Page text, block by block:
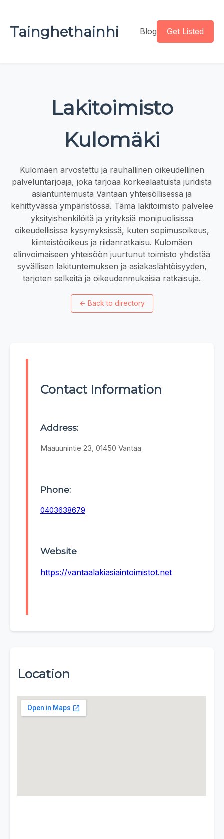
Tainghethainhi Blog Get Listed
Lakitoimisto
Kulomäki
Kulomäen arvostettu ja rauhallinen oikeudellinen
palveluntarjoaja, joka tarjoaa korkealaatuista juridista
asiantuntemusta Vantaan yhteisöllisessä ja
kehittyvässä ympäristössä. Tämä lakitoimisto palvelee
yksityishenkilöitä ja yrityksiä monipuolisissa
oikeudellisissa kysymyksissä, kuten sopimusoikeus,
kiinteistöoikeus ja riidanratkaisu. Kulomäen
elinvoimaiseen yhteisöön juurtunut toimisto yhdistää
syvällisen lakituntemuksen ja asiakaslähtöisyyden,
tarjoten selkeitä ja oikeudenmukaisia ratkaisuja.
← Back to directory
Contact Information
Address:
Maauunintie 23, 01450 Vantaa
Phone:
0403638679
Website
https://vantaalakiasiaintoimistot.net
Location